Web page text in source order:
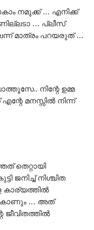
നമുക്ക് … എനിക്ക്
… പ്ലീസ്
മാത്രം പറയരുത് …
നിന്റേ ഉമ്മ
മനസ്സിൽ നിന്ന്
തെറ്റായി
ജനിച്ച് നിശ്ചിത
കാര്യത്തിൽ
കാണും … അത്
ജീവിതത്തിൽ